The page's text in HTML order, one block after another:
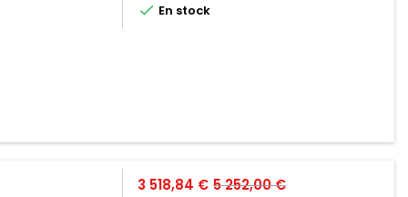
 En stock
Prix
3 518,84 € Prix
5 252,00 €